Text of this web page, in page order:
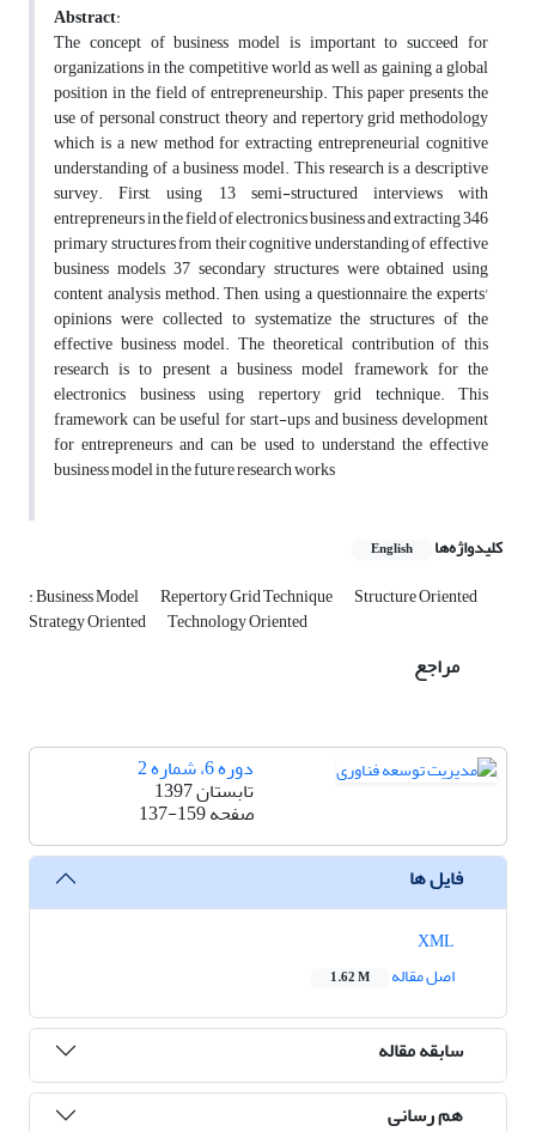
Abstract:
The concept of business model is important to succeed for
organizations in the competitive world as well as gaining a global
position in the field of entrepreneurship. This paper presents the
use of personal construct theory and repertory grid methodology
which is a new method for extracting entrepreneurial cognitive
understanding of a business model. This research is a descriptive
survey. First, using 13 semi-structured interviews with
entrepreneurs in the field of electronics business and extracting 346
primary structures from their cognitive understanding of effective
business models, 37 secondary structures were obtained using
content analysis method. Then, using a questionnaire, the experts'
opinions were collected to systematize the structures of the
effective business model. The theoretical contribution of this
research is to present a business model framework for the
electronics business using repertory grid technique. This
framework can be useful for start-ups and business development
for entrepreneurs and can be used to understand the effective
business model in the future research works
کلیدواژه‌ها English
: Business Model Repertory Grid Technique Structure Oriented
Strategy Oriented Technology Oriented
مراجع
دوره 6، شماره 2
تابستان 1397
صفحه137-159
فایل ها
اصل مقاله
1.62 M
سابقه مقاله
هم رسانی